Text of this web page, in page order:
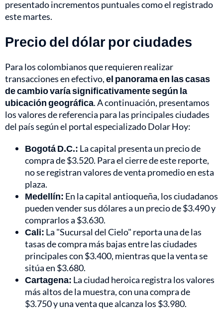
presentado incrementos puntuales como el registrado
este martes.
Precio del dólar por ciudades
Para los colombianos que requieren realizar
transacciones en efectivo,el panorama en las casas
de cambio varía significativamente según la
ubicación geográfica. A continuación, presentamos
los valores de referencia para las principales ciudades
del país según el portal especializado Dolar Hoy:
Bogotá D.C.: La capital presenta un precio de
compra de $3.520. Para el cierre de este reporte,
no se registran valores de venta promedio en esta
plaza.
Medellín: En la capital antioqueña, los ciudadanos
pueden vender sus dólares a un precio de $3.490 y
comprarlos a $3.630.
Cali: La "Sucursal del Cielo" reporta una de las
tasas de compra más bajas entre las ciudades
principales con $3.400, mientras que la venta se
sitúa en $3.680.
Cartagena: La ciudad heroica registra los valores
más altos de la muestra, con una compra de
$3.750 y una venta que alcanza los $3.980.